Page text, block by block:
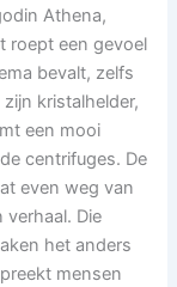
Athena,
roept een gevoel
bevalt, zelfs
kristalhelder,
een mooi
centrifuges. De
even weg van
Die
het anders
mensen